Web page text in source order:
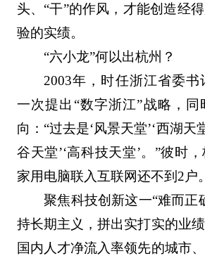
头、“干”的作风，才能创造经
验的实绩。
“六小龙”何以出杭州？
2003年，时任浙江省委
一次提出“数字浙江”战略，同
向：“过去是‘风景天堂’‘西湖天
谷天堂’‘高科技天堂’。”彼时
家用电脑联入互联网还不到2户。
聚焦科技创新这一“难而正
持长期主义，拼出实打实的业
国内人才净流入率领先的城市